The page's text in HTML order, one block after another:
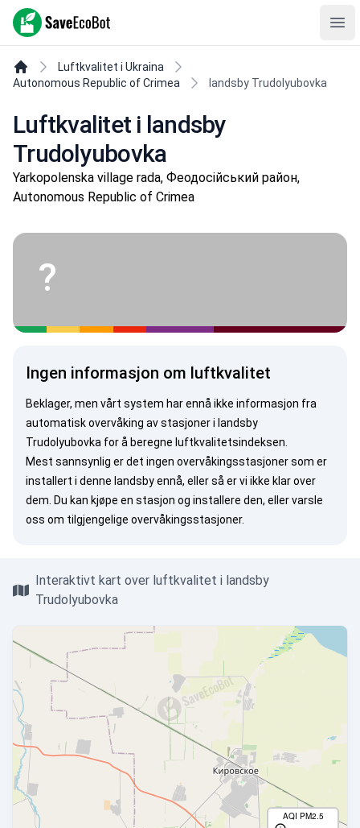
SaveEcoBot
Luftkvalitet i Ukraina
Autonomous Republic of Crimea
landsby Trudolyubovka
Luftkvalitet i landsby
Trudolyubovka
Yarkopolenska village rada, Феодосійський район,
Autonomous Republic of Crimea
?
Ingen informasjon om luftkvalitet
Beklager, men vårt system har ennå ikke informasjon fra
automatisk overvåking av stasjoner i landsby
Trudolyubovka for å beregne luftkvalitetsindeksen.
Mest sannsynlig er det ingen overvåkingsstasjoner som er
installert i denne landsby ennå, eller så er vi ikke klar over
dem. Du kan kjøpe en stasjon og installere den, ellervarsle
oss om tilgjengelige overvåkingsstasjoner.
Interaktivt kart over luftkvalitet i landsby
Trudolyubovka
AQI PM2.5